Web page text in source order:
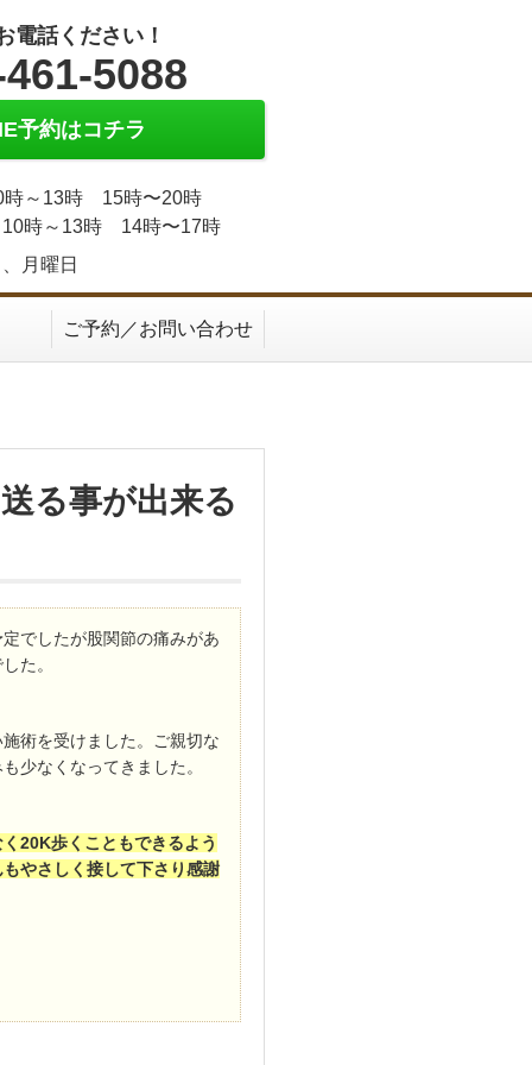
電話ください！
5088
予約はコチラ
時～13時 15時〜20時
10時～13時 14時〜17時
月曜日
ご予約／お問い合わせ
る事が出来る
でしたが股関節の痛みがあ
た。
術を受けました。ご親切な
少なくなってきました。
20K歩くこともできるよう
やさしく接して下さり感謝